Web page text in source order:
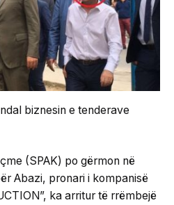
biznesin e tenderave
(SPAK) po gërmon në
Abazi, pronari i kompanisë
ka arritur të rrëmbejë